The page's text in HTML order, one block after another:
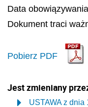
Data
Dokument traci
Pobierz PDF
Jest zmieniany
USTAWA z dnia